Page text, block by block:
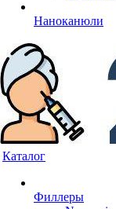
Наноканюли
Каталог
Филлеры